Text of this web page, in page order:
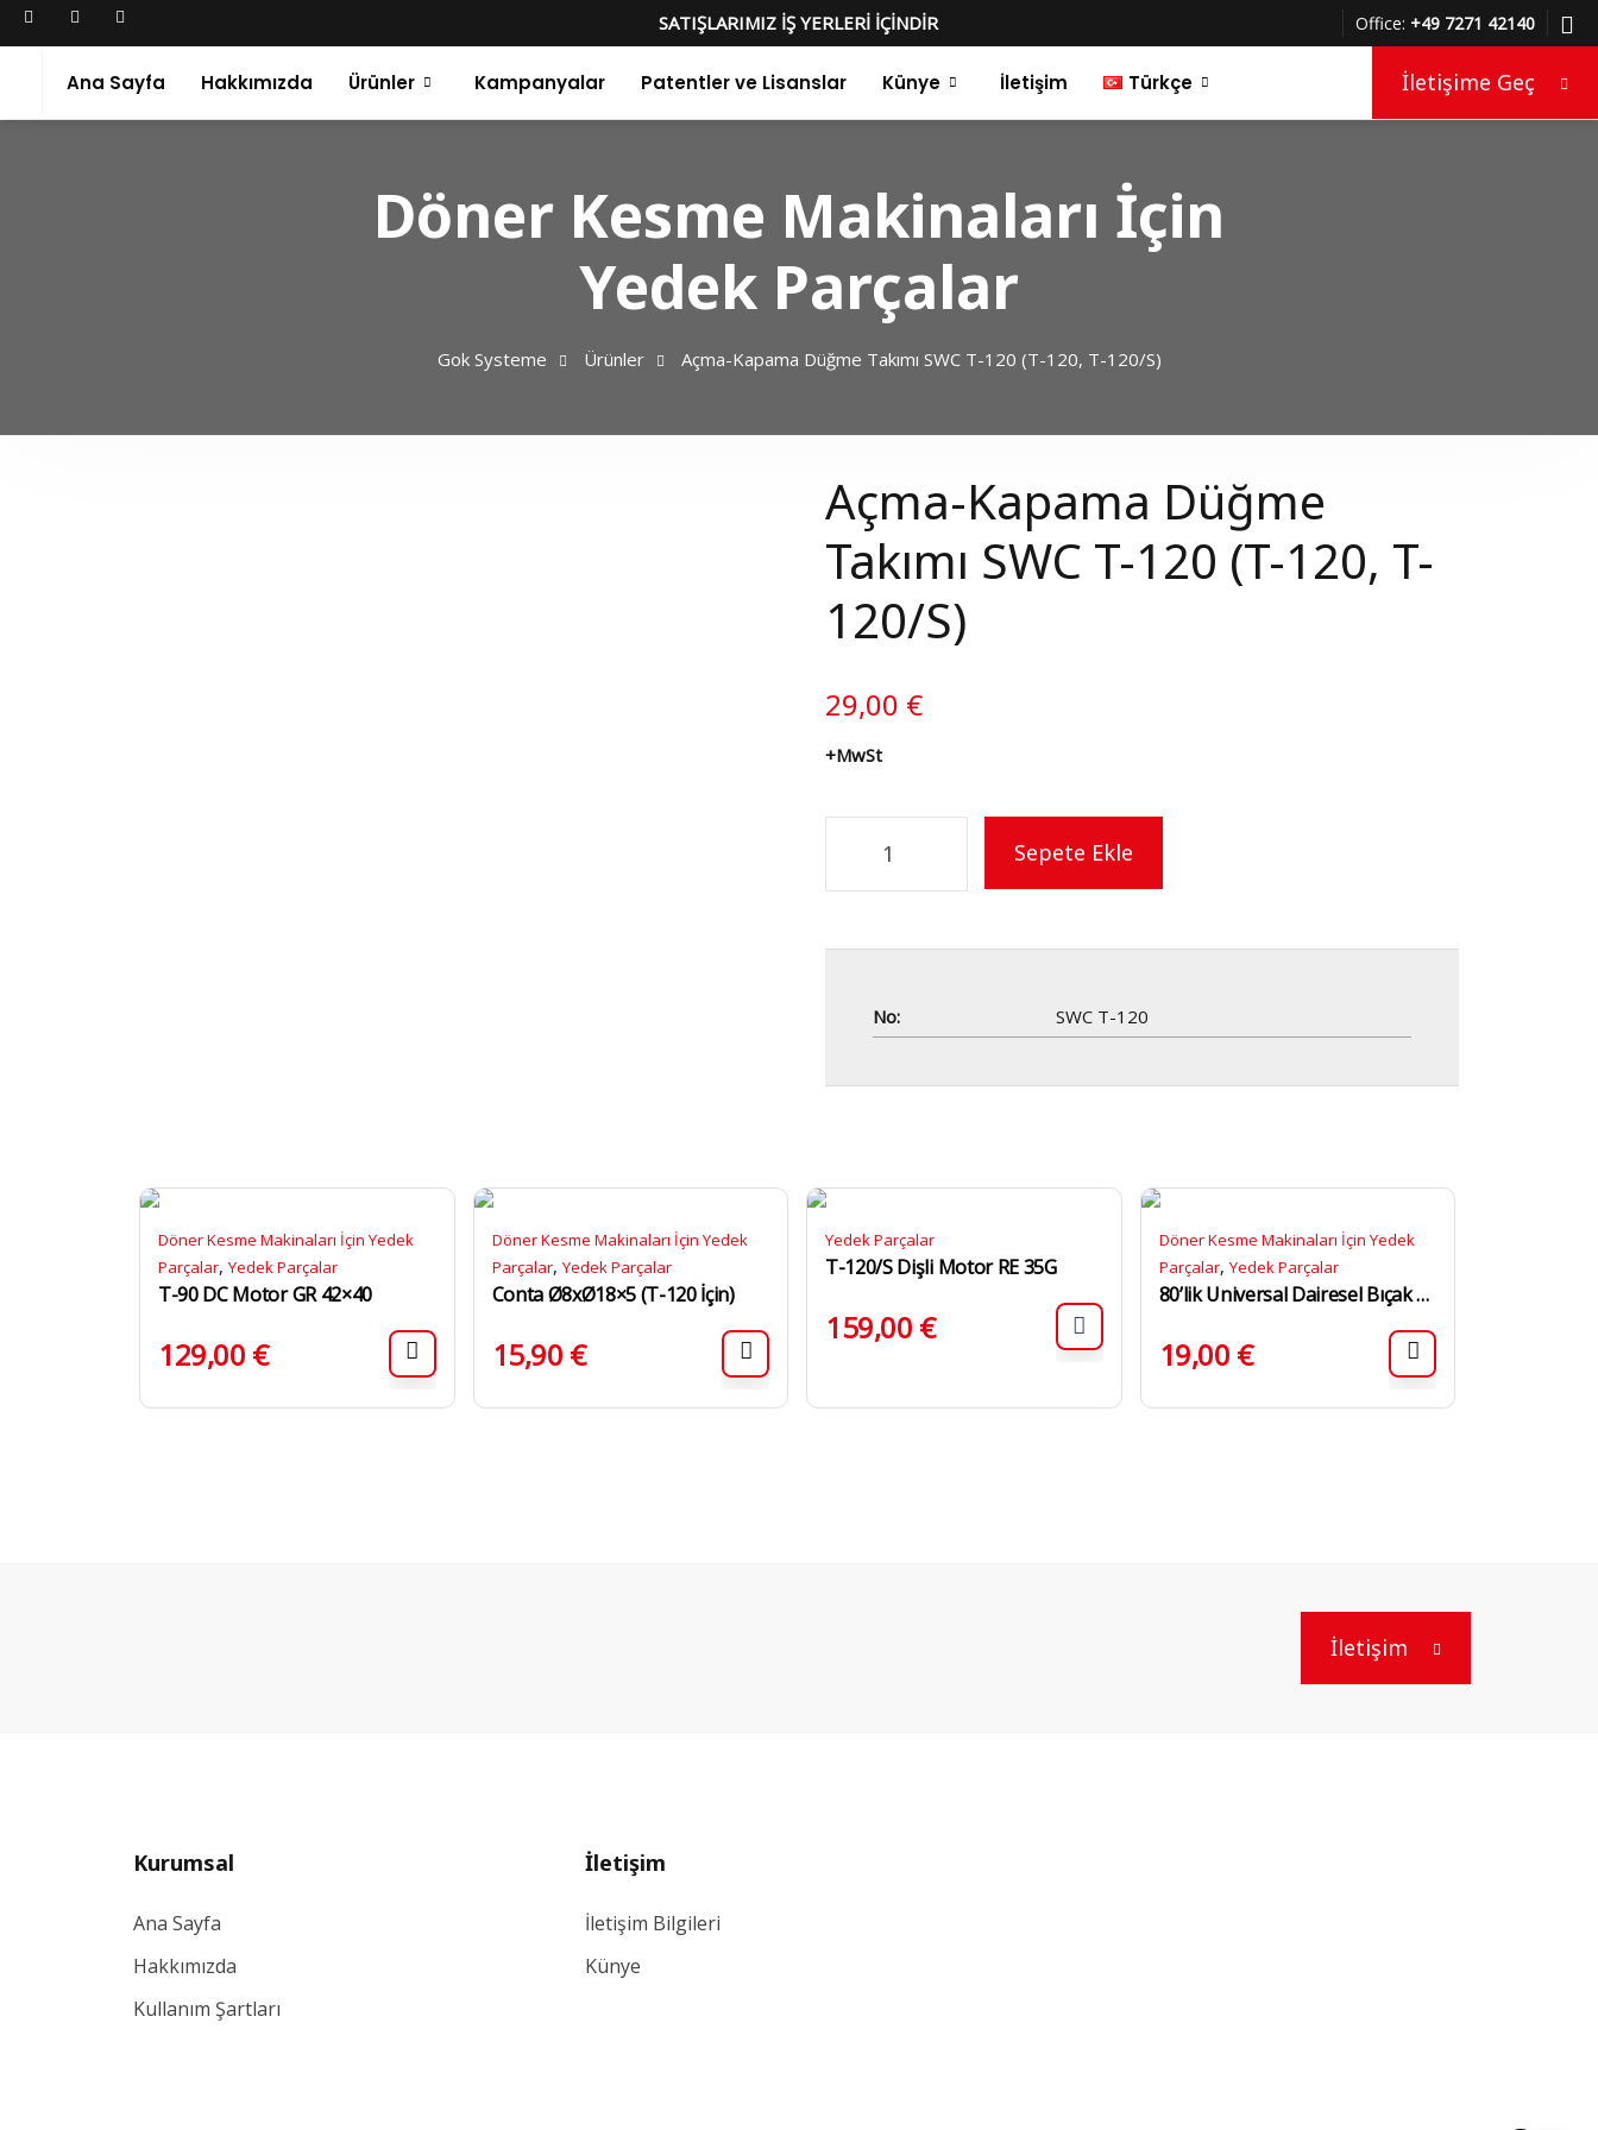
SATIŞLARIMIZ İŞ YERLERİ İÇİNDİR Office: +49 7271 42140
Ana Sayfa Hakkımızda Ürünler Kampanyalar Patentler ve Lisanslar Künye İletişim Türkçe
English
İletişime Geç
Döner Kesme Makinaları İçin
Yedek Parçalar
Gok Systeme Ürünler Açma-Kapama Düğme Takımı SWC T-120 (T-120, T-120/S)
Açma-Kapama Düğme
Takımı SWC T-120 (T-120, T-
120/S)
29,00 €
+MwSt
Sepete Ekle
No: SWC T-120
Döner Kesme Makinaları İçin Yedek
Parçalar, Yedek Parçalar
T-90 DC Motor GR 42×40
129,00 €
Döner Kesme Makinaları İçin Yedek
Parçalar, Yedek Parçalar
Conta Ø8xØ18×5 (T-120 İçin)
15,90 €
Yedek Parçalar
T-120/S Dişli Motor RE 35G
159,00 €
Döner Kesme Makinaları İçin Yedek
Parçalar, Yedek Parçalar
80’lik Universal Dairesel Bıçak KRM 80-UNI
19,00 €
İletişim
Kurumsal
Ana Sayfa
Hakkımızda
Kullanım Şartları
İletişim
İletişim Bilgileri
Künye